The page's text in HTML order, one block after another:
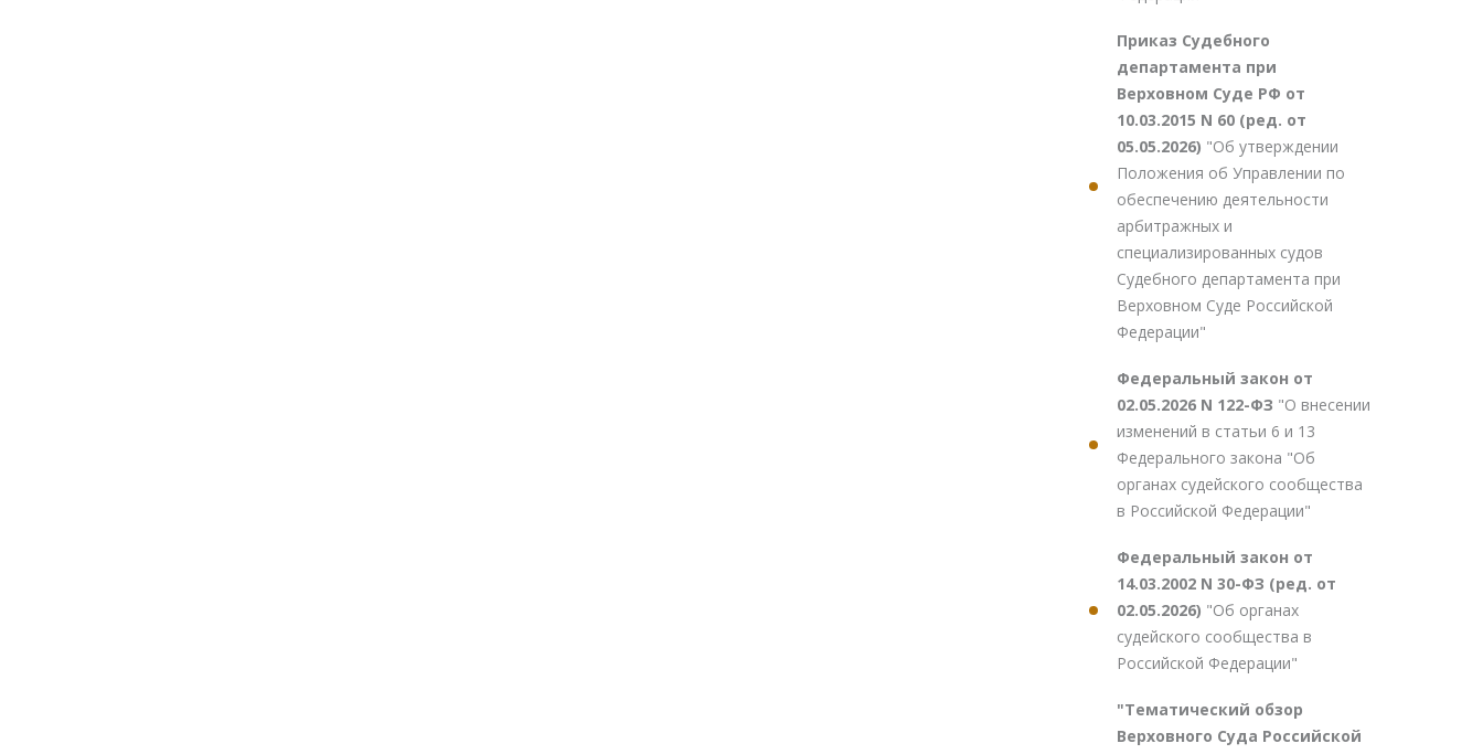
Приказ Судебного
департамента при
Верховном Суде РФ от
10.03.2015 N 60 (ред. от
05.05.2026) "Об утверждении
Положения об Управлении по
обеспечению деятельности
арбитражных и
специализированных судов
Судебного департамента при
Верховном Суде Российской
Федерации"
Федеральный закон от
02.05.2026 N 122-ФЗ "О внесении
изменений в статьи 6 и 13
Федерального закона "Об
органах судейского сообщества
в Российской Федерации"
Федеральный закон от
14.03.2002 N 30-ФЗ (ред. от
02.05.2026) "Об органах
судейского сообщества в
Российской Федерации"
"Тематический обзор
Верховного Суда Российской